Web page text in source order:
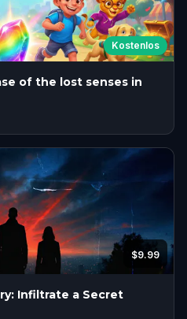
Kostenlos
of the lost senses in
$9.99
Infiltrate a Secret